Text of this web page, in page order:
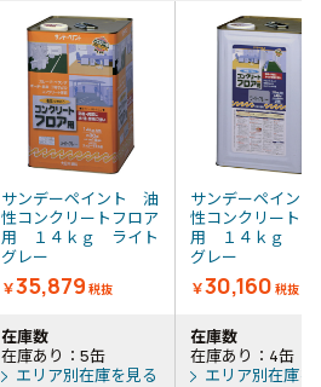
サンデーペイント 油
性コンクリートフロア
用 １４ｋｇ ライト
グレー
￥35,879 税抜
サンデーペイン
性コンクリートフ
用 １４ｋｇ ラ
グレー
￥30,160 税抜
在庫数
在庫あり：5缶
エリア別在庫を見る
在庫数
在庫あり：4缶
エリア別在庫を